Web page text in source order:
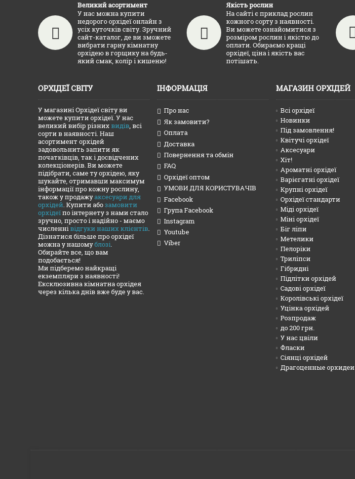
Великий асортимент
У нас можна купити
недорого орхідеї онлайн з
усіх куточків світу. Зручний
сайт-каталог, де ви зможете
вибрати гарну кімнатну
орхідею в горщику на будь-
який смак, колір і кишеню!
Якість рослин
На сайті є приклад рослин
кожного сорту з наявності.
Ви можете ознайомитися з
розміром рослин і якістю до
оплати. Обираємо кращі
орхідеї, ціна і якість вас
потішать.
ОРХІДЕЇ СВІТУ
У магазині Орхідеї світу ви
можете купити орхідеї. У нас
великий вибір різнихвидів, всі
сорти в наявності. Наш
асортимент орхідей
задовольнить запити як
початківців, так і досвідчених
колекціонерів. Ви можете
підібрати, саме ту орхідею, яку
шукайте, отримавши максимум
інформації про кожну рослину,
також у продажуаксесуари для
орхідей. Купити абозамовити
орхідеїпо інтернету з нами стало
зручно, просто і надійно - маємо
численнівідгуки наших клієнтів.
Дізнатися більше про орхідеї
можна у нашомублозі.
Обирайте все, що вам
подобається!
Ми підберемо найкращі
екземпляри з наявності!
Ексклюзивна кімнатна орхідея
через кілька днів вже буде у вас.
ІНФОРМАЦІЯ
Про нас
Як замовити?
Оплата
Доставка
Повернення та обмін
FAQ
Орхідеї оптом
УМОВИ ДЛЯ КОРИСТУВАЧІВ
Facebook
Група Facebook
Instagram
Youtube
Viber
МАГАЗИН ОРХІДЕЙ
Всі орхідеї
Новинки
Під замовлення!
Квітучі орхідеї
Аксесуари
Хіт!
Ароматні орхідеї
Варієгатні орхідеї
Крупні орхідеї
Орхідеї стандарти
Міді орхідеї
Міні орхідеї
Біг ліпи
Метелики
Пелоріки
Триліпси
Гібридні
Підлітки орхідей
Садові орхідеї
Королівські орхідеї
Уцінка орхідей
Розпродаж
до 200 грн.
У нас цвіли
Фласки
Сіянці орхідей
Драгоценные орхидеи